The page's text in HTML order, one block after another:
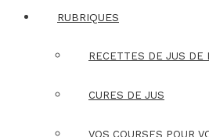
RUBRIQUES
RECETTES DE JUS DE
CURES DE JUS
VOS COURSES POUR